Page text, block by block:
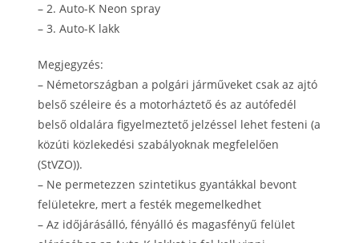
– 2. Auto-K Neon spray
– 3. Auto-K lakk
Megjegyzés:
– Németországban a polgári járműveket csak az ajtó
belső széleire és a motorháztető és az autófedél
belső oldalára figyelmeztető jelzéssel lehet festeni (a
közúti közlekedési szabályoknak megfelelően
(StVZO)).
– Ne permetezzen szintetikus gyantákkal bevont
felületekre, mert a festék megemelkedhet
– Az időjárásálló, fényálló és magasfényű felület